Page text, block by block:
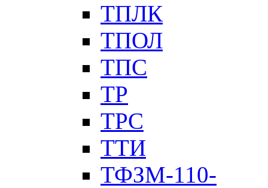
ТПЛК
ТПОЛ
ТПС
ТР
ТРС
ТТИ
ТФЗМ-110-